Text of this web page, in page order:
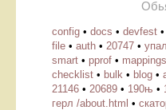
config • docs • devfest •
file • auth • 20747 •
smart • pprof • mappings
checklist • bulk • blog •
21146 • 20689 • 190њ •
герл /about.html •